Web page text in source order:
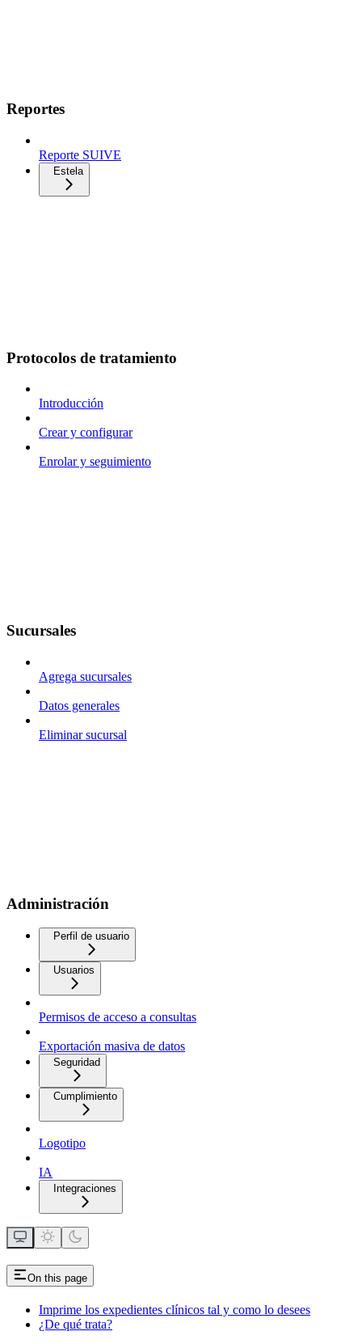
Reportes
Reporte SUIVE
Estela
Protocolos de tratamiento
Introducción
Crear y configurar
Enrolar y seguimiento
Sucursales
Agrega sucursales
Datos generales
Eliminar sucursal
Administración
Perfil de usuario
Usuarios
Permisos de acceso a consultas
Exportación masiva de datos
Seguridad
Cumplimiento
Logotipo
IA
Integraciones
On this page
Imprime los expedientes clínicos tal y como lo desees
¿De qué trata?